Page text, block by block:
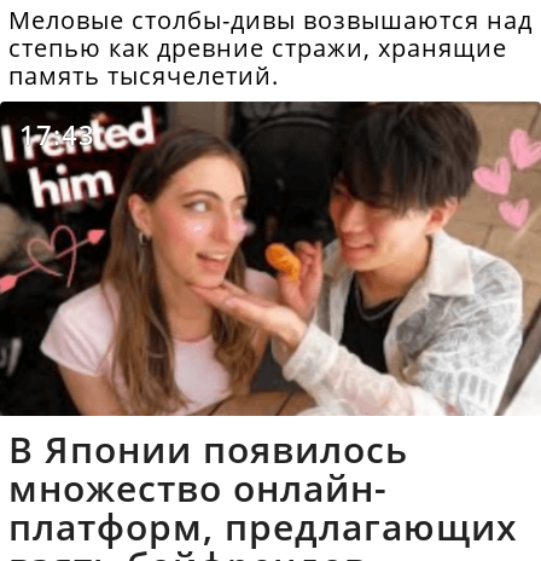
Меловые столбы-дивы возвышаются над
степью как древние стражи, хранящие
память тысячелетий.
17:43
В Японии появилось
множество онлайн-
платформ, предлагающих